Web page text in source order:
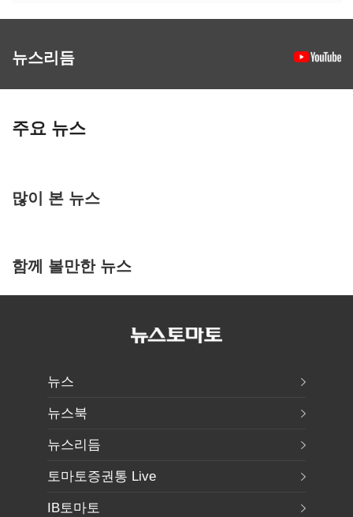
뉴스리듬
주요 뉴스
많이 본 뉴스
함께 볼만한 뉴스
뉴스
뉴스북
뉴스리듬
토마토증권통 Live
IB토마토